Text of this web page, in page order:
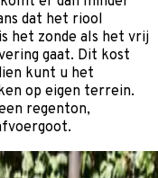
dat het riool
het zonde als het vrij
gaat. Dit kost
kunt u het
op eigen terrein.
regenton,